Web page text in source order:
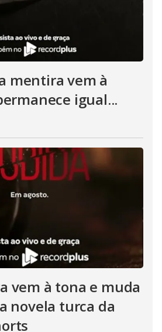
mentira vem à
igual...
vem à tona e muda
novela turca da